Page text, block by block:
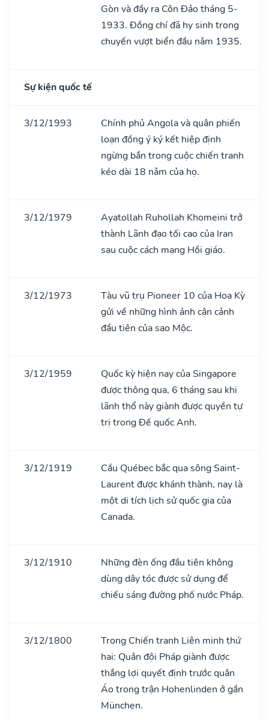
Gòn và đầy ra Côn Đảo tháng 5-
1933. Đồng chí đã hy sinh trong
chuyến vượt biển đầu nǎm 1935.
Sự kiện quốc tế
3/12/1993
Chính phủ Angola và quân phiến
loạn đồng ý ký kết hiệp định
ngừng bắn trong cuộc chiến tranh
kéo dài 18 nǎm của họ.
3/12/1979
Ayatollah Ruhollah Khomeini trở
thành Lãnh đạo tối cao của Iran
sau cuộc cách mạng Hồi giáo.
3/12/1973
Tàu vũ trụ Pioneer 10 của Hoa Kỳ
gửi về những hình ảnh cận cảnh
đầu tiên của sao Mộc.
3/12/1959
Quốc kỳ hiện nay của Singapore
được thông qua, 6 tháng sau khi
lãnh thổ này giành được quyền tự
trị trong Đế quốc Anh.
3/12/1919
Cầu Québec bắc qua sông Saint-
Laurent được khánh thành, nay là
một di tích lịch sử quốc gia của
Canada.
3/12/1910
Những đèn ống đầu tiên không
dùng dây tóc được sử dụng để
chiếu sáng đường phố nước Pháp.
3/12/1800
Trong Chiến tranh Liên minh thứ
hai: Quân đội Pháp giành được
thắng lợi quyết định trước quân
Áo trong trận Hohenlinden ở gần
München.